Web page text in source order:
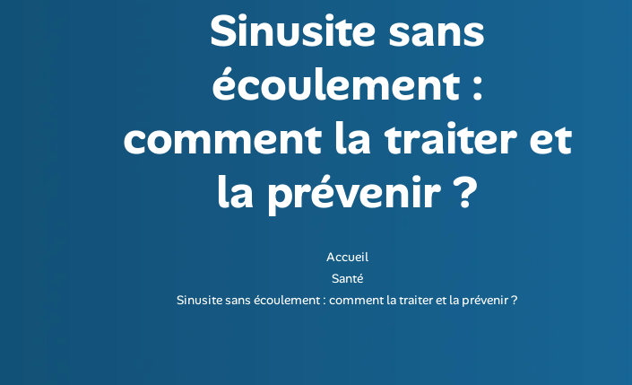
Sinusite sans
écoulement :
comment la traiter et
la prévenir ?
Accueil
Santé
Sinusite sans écoulement : comment la traiter et la prévenir ?